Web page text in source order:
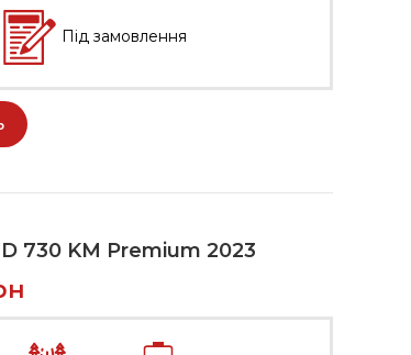
Під замовлення
730 KM Premium 2023